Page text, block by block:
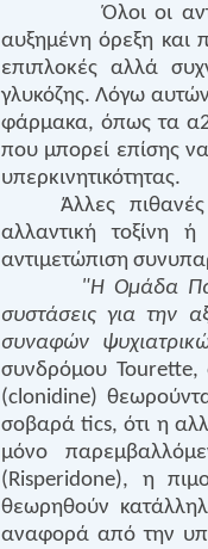
Όλοι οι
αυξημένη όρεξη και
επιπλοκές αλλά
γλυκόζης. Λόγω
φάρμακα, όπως τα
που μπορεί επίσης
υπερκινητικότητας.
Άλλες
αλλαντική τοξίνη
αντιμετώπιση
"Η Ομάδα
συστάσεις για την
συναφών
συνδρόμου Tourette,
(clonidine)
σοβαράtics, ότι η
μόνο
( Risperidone), η
θεωρηθούν
αναφορά από την